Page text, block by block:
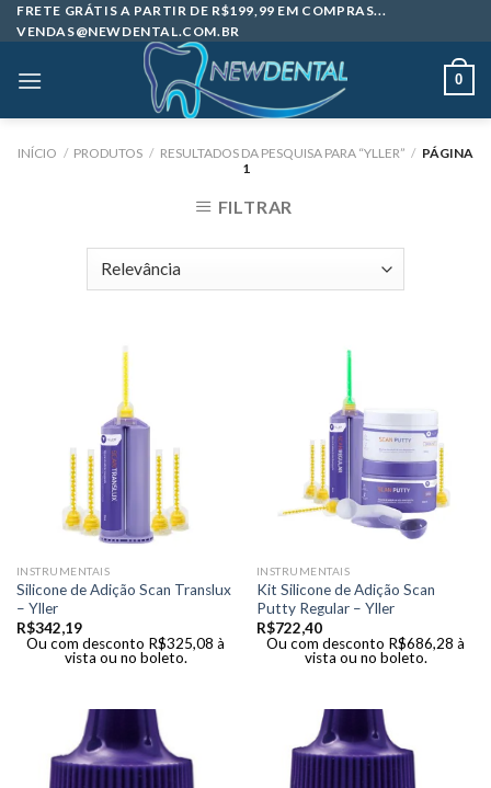
Skip
to
FRETE GRÁTIS A PARTIR DE R$199,99 EM COMPRAS...
VENDAS@NEWDENTAL.COM.BR
0
INÍCIO / PRODUTOS / RESULTADOS DA PESQUISA PARA “YLLER” / PÁGINA
1
FILTRAR
INSTRUMENTAIS
Silicone de Adição Scan Translux
– Yller
R$342,19
Ou com desconto R$325,08 à
vista ou no boleto.
INSTRUMENTAIS
Kit Silicone de Adição Scan
Putty Regular – Yller
R$722,40
Ou com desconto R$686,28 à
vista ou no boleto.